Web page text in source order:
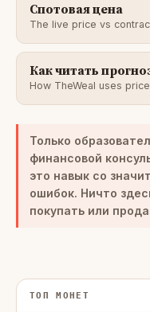
Спотовая цена
The live price vs
Как читать
How TheWeal uses
Только
финансовой
это навык со
ошибок. Ничто
покупать или
ТОП МОНЕТ